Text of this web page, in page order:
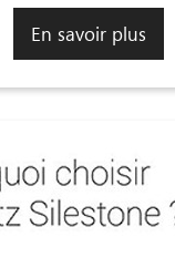
En savoir plus